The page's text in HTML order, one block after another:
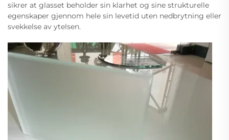
sikrer at glasset beholder sin klarhet og sine strukturelle
egenskaper gjennom hele sin levetid uten nedbrytning eller
svekkelse av ytelsen.